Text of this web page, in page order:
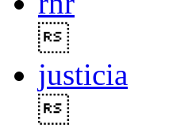
justicia